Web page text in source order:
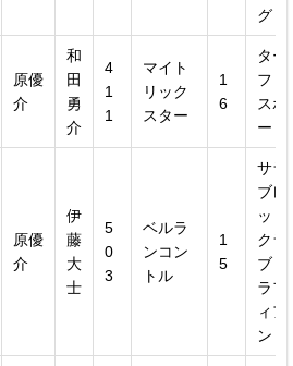
グ
原優
介
和
田
勇
介
4
1
1
マイト
リック
スター
1
6
ター
フ・
スポ
ート
原優
介
伊
藤
大
士
5
0
3
ベルラ
ンコン
トル
1
5
サラ
ブレ
ッド
クラ
ブ・
ラフ
ィア
ン